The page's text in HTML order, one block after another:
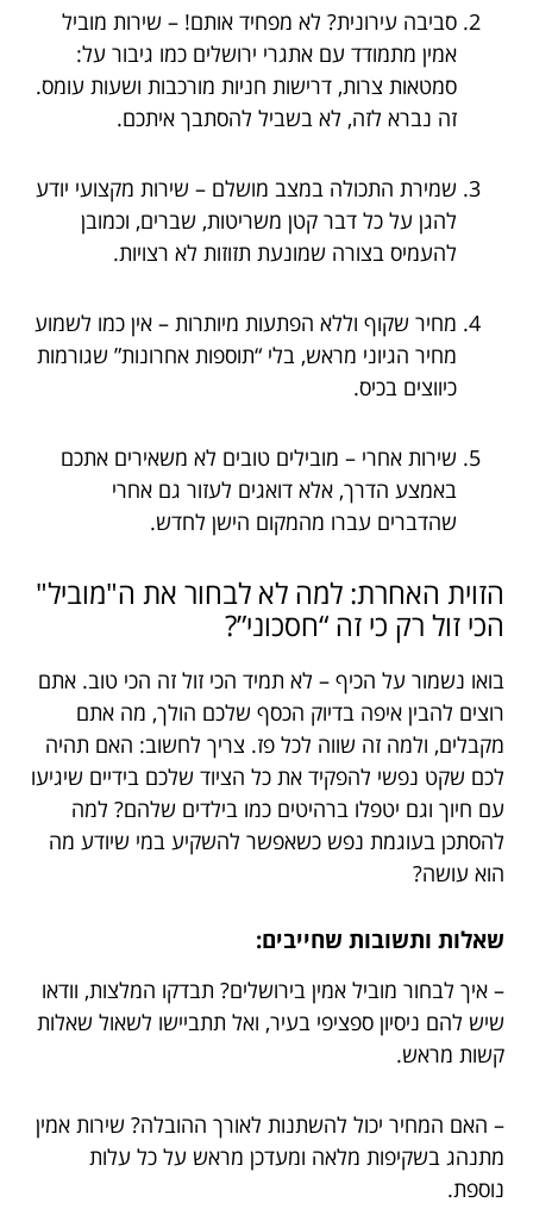
סביבה עירונית? לא מפחיד אותם! – שירות מוביל
אמין מתמודד עם אתגרי ירושלים כמו גיבור על:
סמטאות צרות, דרישות חניות מורכבות ושעות עומס.
זה נברא לזה, לא בשביל להסתבך איתכם.
שמירת התכולה במצב מושלם – שירות מקצועי יודע
להגן על כל דבר קטן משריטות, שברים, וכמובן
להעמיס בצורה שמונעת תזוזות לא רצויות.
מחיר שקוף וללא הפתעות מיותרות – אין כמו לשמוע
מחיר הגיוני מראש, בלי “תוספות אחרונות” שגורמות
כיווצים בכיס.
שירות אחרי – מובילים טובים לא משאירים אתכם
באמצע הדרך, אלא דואגים לעזור גם אחרי
שהדברים עברו מהמקום הישן לחדש.
הזוית האחרת: למה לא לבחור את ה"מוביל"
הכי זול רק כי זה “חסכוני”?
בואו נשמור על הכיף – לא תמיד הכי זול זה הכי טוב. אתם
רוצים להבין איפה בדיוק הכסף שלכם הולך, מה אתם
מקבלים, ולמה זה שווה לכל פז. צריך לחשוב: האם תהיה
לכם שקט נפשי להפקיד את כל הציוד שלכם בידיים שיגיעו
עם חיוך וגם יטפלו ברהיטים כמו בילדים שלהם? למה
להסתכן בעוגמת נפש כשאפשר להשקיע במי שיודע מה
הוא עושה?
שאלות ותשובות שחייבים:
– איך לבחור מוביל אמין בירושלים? תבדקו המלצות, וודאו
שיש להם ניסיון ספציפי בעיר, ואל תתביישו לשאול שאלות
קשות מראש.
– האם המחיר יכול להשתנות לאורך ההובלה? שירות אמין
מתנהג בשקיפות מלאה ומעדכן מראש על כל עלות
נוספת.